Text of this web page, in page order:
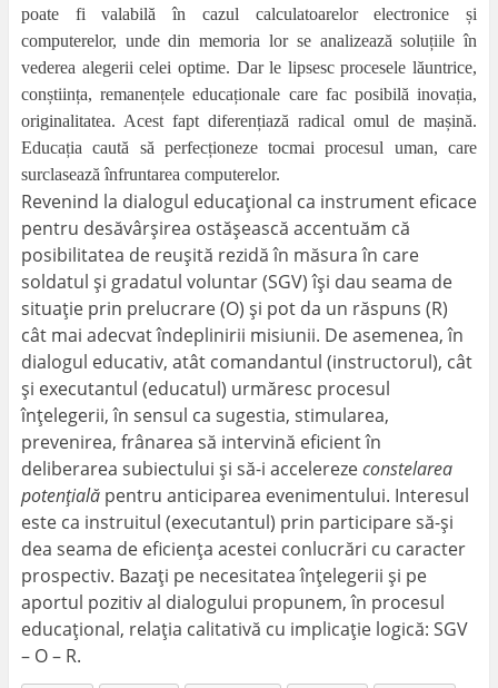
poate fi valabilă în cazul calculatoarelor electronice și
computerelor, unde din memoria lor se analizează soluțiile în
vederea alegerii celei optime. Dar le lipsesc procesele lăuntrice,
conștiința, remanențele educaționale care fac posibilă inovația,
originalitatea. Acest fapt diferențiază radical omul de mașină.
Educația caută să perfecționeze tocmai procesul uman, care
surclasează înfruntarea computerelor.
Revenind la dialogul educațional ca instrument eficace
pentru desăvârșirea ostășească accentuăm că
posibilitatea de reușită rezidă în măsura în care
soldatul și gradatul voluntar (SGV) își dau seama de
situație prin prelucrare (O) și pot da un răspuns (R)
cât mai adecvat îndeplinirii misiunii. De asemenea, în
dialogul educativ, atât comandantul (instructorul), cât
și executantul (educatul) urmăresc procesul
înțelegerii, în sensul ca sugestia, stimularea,
prevenirea, frânarea să intervină eficient în
deliberarea subiectului și să-i accelerezeconstelarea
potențialăpentru anticiparea evenimentului. Interesul
este ca instruitul (executantul) prin participare să-și
dea seama de eficiența acestei conlucrări cu caracter
prospectiv. Bazați pe necesitatea înțelegerii și pe
aportul pozitiv al dialogului propunem, în procesul
educațional, relația calitativă cu implicație logică: SGV
– O – R.